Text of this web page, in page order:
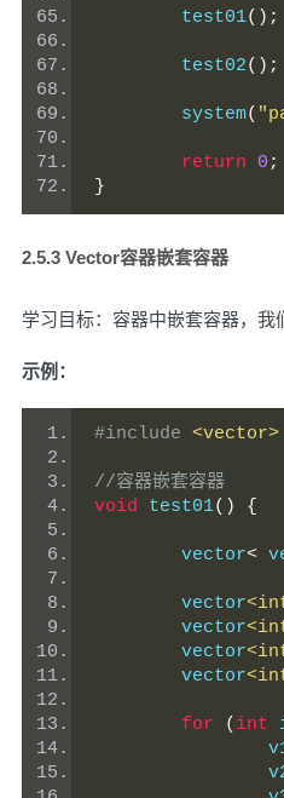
	test01
();
	test02
();
	system
(
return 0 ;
}
2.5.3 Vector容器嵌套容器
学习目标：容器中嵌套容器，我
示例：
#include <vector>
//容器嵌套容器
void test01() {
	vector
<
	vector
	vector
	vector
	vector
for ( int